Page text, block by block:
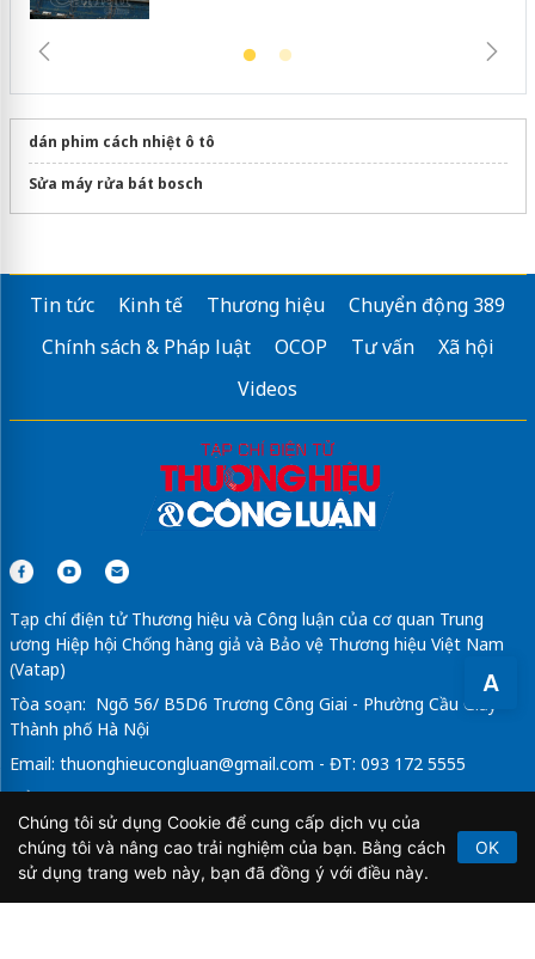
A
dán phim cách nhiệt ô tô
Sửa máy rửa bát bosch
Tin tức Kinh tế Thương hiệu
Chuyển động 389
Chính sách & Pháp luật
OCOP Tư vấn
Xã hội
Videos
Tạp chí điện tử Thương hiệu và Công luận của cơ quan Trung
ương Hiệp hội Chống hàng giả và Bảo vệ Thương hiệu Việt Nam
(Vatap)
Tòa soạn: Ngõ 56/ B5D6 Trương Công Giai - Phường Cầu Giấy -
Thành phố Hà Nội
Email: thuonghieucongluan@gmail.com - ĐT: 093 172 5555
Tổng Biên Tập: Vũ Đức Thuận
Giấy phép hoạt động báo chí điện tử số 64/GP-BTTTT do Bộ
Thông tin và Truyền thông cấp ngày 21/2/2020.
Chúng tôi sử dụng Cookie để cung cấp dịch vụ của
chúng tôi và nâng cao trải nghiệm của bạn. Bằng cách
sử dụng trang web này, bạn đã đồng ý với điều này.
OK